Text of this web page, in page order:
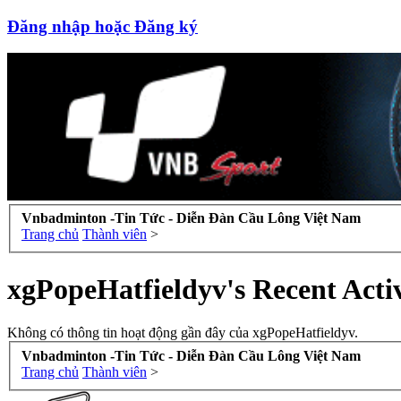
Đăng nhập hoặc Đăng ký
Vnbadminton -Tin Tức - Diễn Đàn Cầu Lông Việt Nam
Trang chủ Thành viên >
xgPopeHatfieldyv's Recent
Không có thông tin hoạt động gần đây của xgPopeHatfieldyv.
Vnbadminton -Tin Tức - Diễn Đàn Cầu Lông Việt Nam
Trang chủ Thành viên >